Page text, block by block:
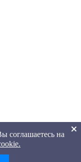
соглашаетесь на